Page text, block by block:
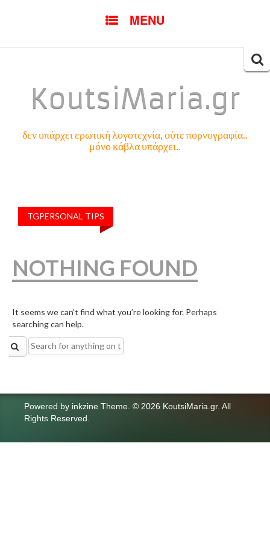
MENU
KoutsiMaria.gr
δεν υπάρχει ερωτική λογοτεχνία, ούτε πορνογραφία..
μόνο κάβλα υπάρχει..
TGPERSONAL TIPS
NOTHING FOUND
It seems we can’t find what you’re looking for. Perhaps
searching can help.
Search
for:
Powered by inkzine Theme © 2026 KoutsiMaria.gr. All
Rights Reserved.